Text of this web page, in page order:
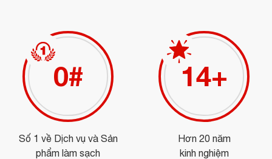
0#
Số 1 về Dịch vụ và Sản
phẩm làm sạch
15+
Hơn 20 năm
kinh nghiệm